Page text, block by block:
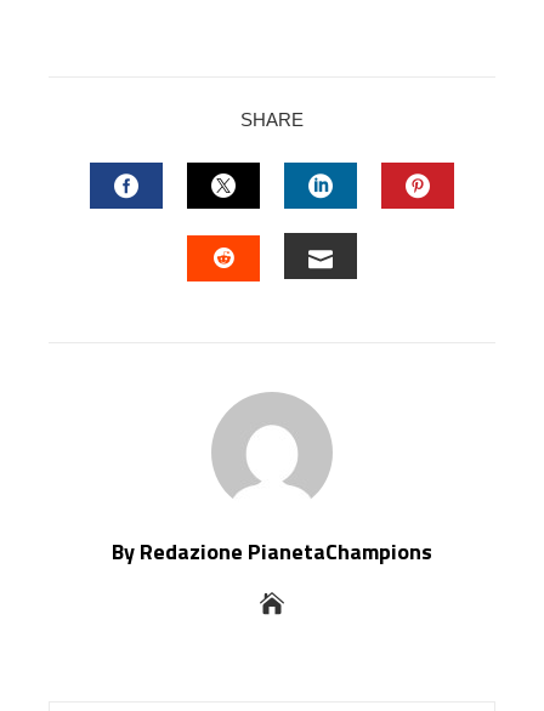
SHARE
FACEBOOKTWITTERLINKEDIN
By Redazione PianetaChampions